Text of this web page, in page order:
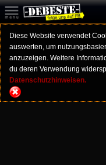
Diese Website verwendet
auswerten, um
anzuzeigen. Weitere
du deren Verwendung
Datenschutzhinweisen.